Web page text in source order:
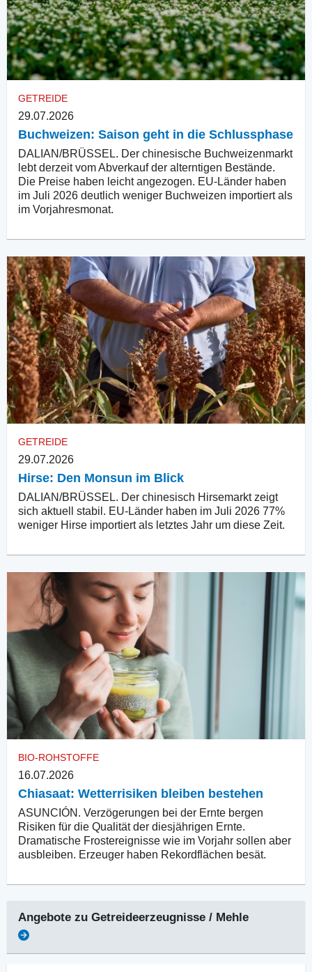
GETREIDE
29.07.2026
Buchweizen: Saison geht in die Schlussphase
DALIAN/BRÜSSEL. Der chinesische Buchweizenmarkt
lebt derzeit vom Abverkauf der alterntigen Bestände.
Die Preise haben leicht angezogen. EU-Länder haben
im Juli 2026 deutlich weniger Buchweizen importiert als
im Vorjahresmonat.
GETREIDE
29.07.2026
Hirse: Den Monsun im Blick
DALIAN/BRÜSSEL. Der chinesisch Hirsemarkt zeigt
sich aktuell stabil. EU-Länder haben im Juli 2026 77%
weniger Hirse importiert als letztes Jahr um diese Zeit.
BIO-ROHSTOFFE
16.07.2026
Chiasaat: Wetterrisiken bleiben bestehen
ASUNCIÓN. Verzögerungen bei der Ernte bergen
Risiken für die Qualität der diesjährigen Ernte.
Dramatische Frostereignisse wie im Vorjahr sollen aber
ausbleiben. Erzeuger haben Rekordflächen besät.
Angebote zu Getreideerzeugnisse / Mehle